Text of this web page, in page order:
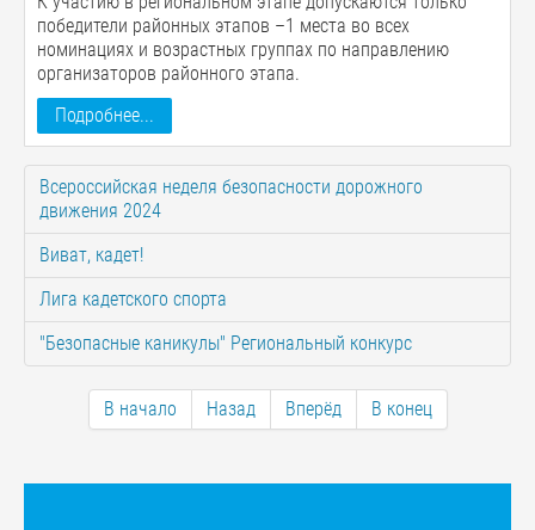
победители районных этапов –1 места во всех
номинациях и возрастных группах по направлению
организаторов районного этапа.
Подробнее...
Всероссийская неделя безопасности дорожного
движения 2024
Виват, кадет!
Лига кадетского спорта
"Безопасные каникулы" Региональный конкурс
В начало Назад Вперёд В конец